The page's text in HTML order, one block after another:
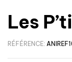
Les
RÉFÉRENCE: